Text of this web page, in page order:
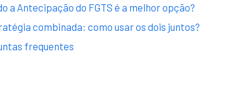
a Antecipação do FGTS é a melhor opção?
combinada: como usar os dois juntos?
frequentes